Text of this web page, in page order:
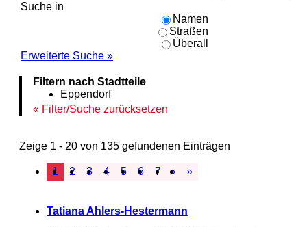
Suche in
Namen
Straßen
Überall
Erweiterte Suche »
Filtern nach Stadtteile
Eppendorf
Filter/Suche zurücksetzen
Zeige 1 - 20 von 135 gefundenen Einträgen
1 2 3 4 5 6 7 › »
Tatiana Ahlers-Hestermann